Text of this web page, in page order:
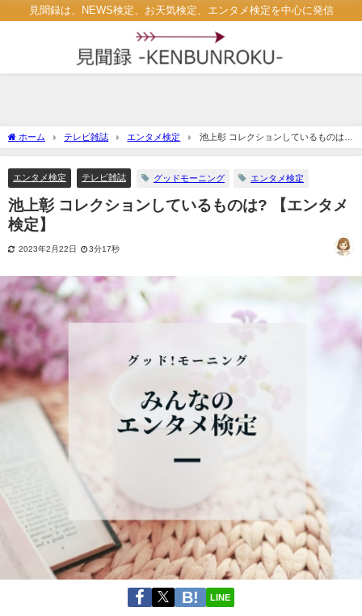
見聞録は、NEWS検定、お天気検定、エンタメ検定を中心に発信
ホーム テレビ雑誌 エンタメ検定
池上彰 コレクションしているものは?
【エンタメ検定】
エンタメ検定 テレビ雑誌 グッドモーニング エンタメ検定
池上彰 コレクションしているものは? 【エンタメ
検定】
2023年2月22日 3分17秒
LINE